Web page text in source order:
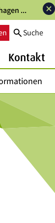
...
searchSuche
Kontakt